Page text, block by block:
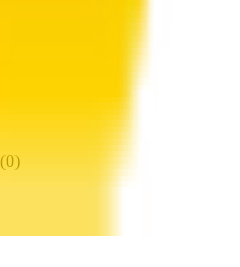
(0)